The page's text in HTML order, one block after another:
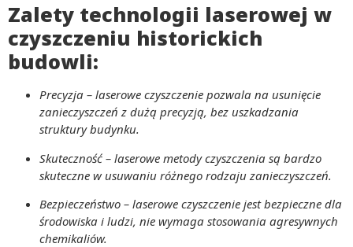
Zalety technologii laserowej w
czyszczeniu historickich
budowli:
Precyzja – laserowe czyszczenie pozwala na usunięcie
zanieczyszczeń z dużą precyzją, bez uszkadzania
struktury budynku.
Skuteczność – laserowe metody czyszczenia są bardzo
skuteczne w usuwaniu różnego rodzaju zanieczyszczeń.
Bezpieczeństwo – laserowe czyszczenie jest bezpieczne dla
środowiska i ludzi, nie wymaga stosowania agresywnych
chemikaliów.